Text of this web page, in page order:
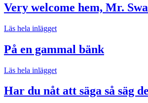
Very welcome hem, Mr.
Läs hela inlägget
På en gammal bänk
Läs hela inlägget
Har du nåt att säga så säg